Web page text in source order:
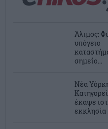
Άλιμος:
υπόγειο
σημείο...
Νέα
έκαψε
εκκλησία